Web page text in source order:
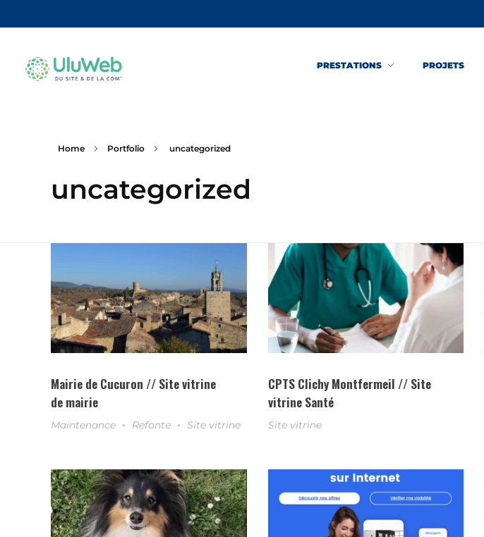
PRESTATIONS PROJETS
Home Portfolio uncategorized
uncategorized
Mairie de Cucuron // Site vitrine
de mairie
Maintenance Refonte Site vitrine
CPTS Clichy Montfermeil // Site
vitrine Santé
Site vitrine